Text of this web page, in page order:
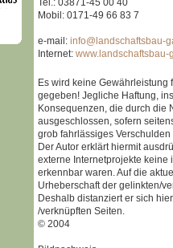
Tel.: 03871-45 00 40
Mobil: 0171-49 66 83 7
e-mail: info@landschaftsbau-
Internet: www.landschaftsbau-
Es wird keine Gewährleistung
gegeben! Jegliche Haftung,
Konsequenzen, die durch die
ausgeschlossen, sofern
grob fahrlässiges Verschulden
Der Autor erklärt hiermit
externe Internetprojekte
erkennbar waren. Auf die
Urheberschaft der gelinkten/
Deshalb distanziert er sich
/verknüpften Seiten.
© 2004